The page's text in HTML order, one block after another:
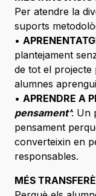
Per atendre la
suports
•
plantejament
de tot el projecte
alumnes
• APRENDRE A
pensament’: Un
pensament
converteixin en
responsables.
MÉS